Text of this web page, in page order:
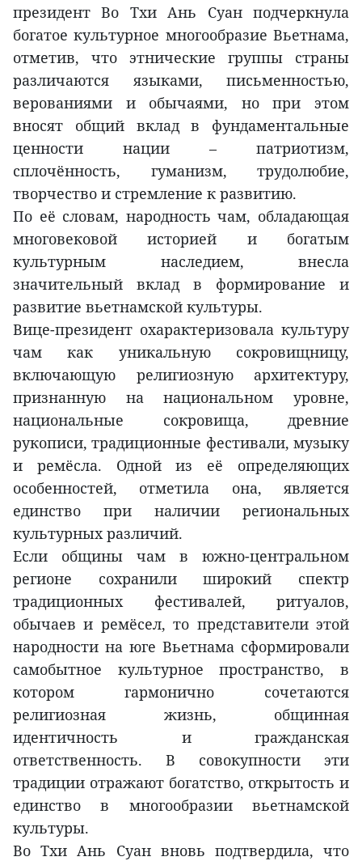
президент Во Тхи Ань Суан подчеркнула
богатое культурное многообразие Вьетнама,
отметив, что этнические группы страны
различаются языками, письменностью,
верованиями и обычаями, но при этом
вносят общий вклад в фундаментальные
ценности нации – патриотизм,
сплочённость, гуманизм, трудолюбие,
творчество и стремление к развитию.
По её словам, народность чам, обладающая
многовековой историей и богатым
культурным наследием, внесла
значительный вклад в формирование и
развитие вьетнамской культуры.
Вице-президент охарактеризовала культуру
чам как уникальную сокровищницу,
включающую религиозную архитектуру,
признанную на национальном уровне,
национальные сокровища, древние
рукописи, традиционные фестивали, музыку
и ремёсла. Одной из её определяющих
особенностей, отметила она, является
единство при наличии региональных
культурных различий.
Если общины чам в южно-центральном
регионе сохранили широкий спектр
традиционных фестивалей, ритуалов,
обычаев и ремёсел, то представители этой
народности на юге Вьетнама сформировали
самобытное культурное пространство, в
котором гармонично сочетаются
религиозная жизнь, общинная
идентичность и гражданская
ответственность. В совокупности эти
традиции отражают богатство, открытость и
единство в многообразии вьетнамской
культуры.
Во Тхи Ань Суан вновь подтвердила, что